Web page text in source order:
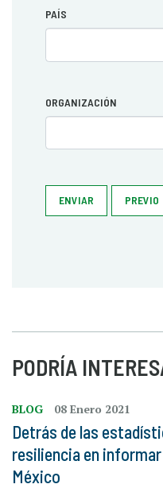
PAÍS
ORGANIZACIÓN
ENVIAR PREVIO
PODRÍA
BLOG 08 Enero 2021
Detrás de las
resiliencia en
México